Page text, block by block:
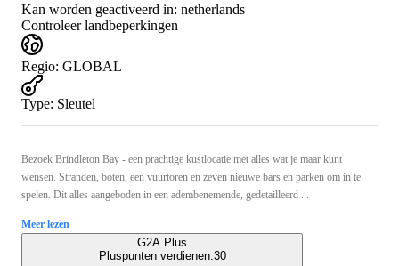
Kan worden geactiveerd in: netherlands
Controleer landbeperkingen
Regio: GLOBAL
Type: Sleutel
Bezoek Brindleton Bay - een prachtige kustlocatie met alles wat je maar kunt
wensen. Stranden, boten, een vuurtoren en zeven nieuwe bars en parken om in te
spelen. Dit alles aangeboden in een adembenemende, gedetailleerd ...
Meer lezen
G2A Plus
Pluspunten verdienen:30